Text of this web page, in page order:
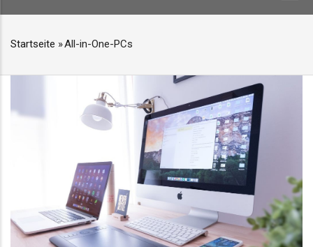
PFADNAVIGATION
Startseite »All-in-One-PCs